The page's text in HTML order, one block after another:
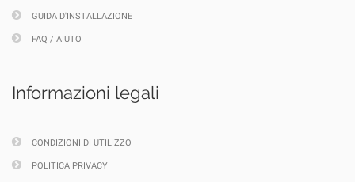
GUIDA D'INSTALLAZIONE
FAQ / AIUTO
Informazioni legali
CONDIZIONI DI UTILIZZO
POLITICA PRIVACY